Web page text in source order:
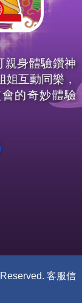
親身體驗鑽神
互動同樂，
的奇妙體驗
客服信